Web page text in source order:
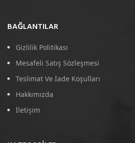
BAĞLANTILAR
Gizlilik Politikası
Mesafeli Satış Sözleşmesi
Teslimat Ve İade Koşulları
Hakkımızda
İletişim